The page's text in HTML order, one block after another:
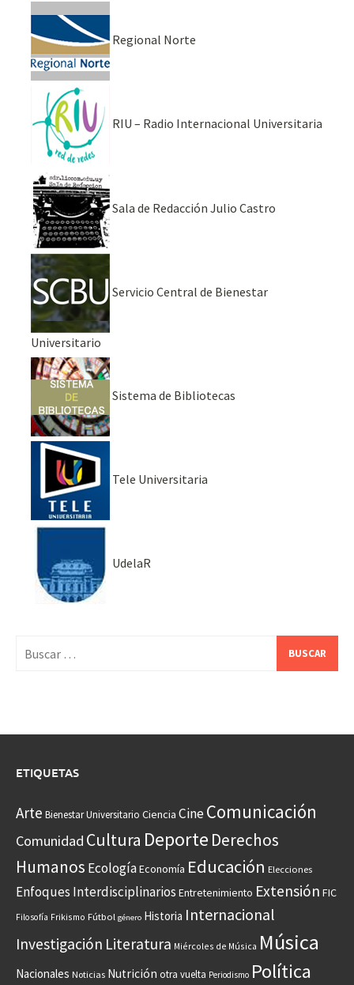
Regional Norte
RIU – Radio Internacional Universitaria
Sala de Redacción Julio Castro
Servicio Central de Bienestar
Universitario
Sistema de Bibliotecas
Tele Universitaria
UdelaR
ETIQUETAS
Arte Bienestar Universitario Ciencia CineComunicación
Comunidad Cultura Deporte Derechos
Humanos EcologíaEconomía Educación Elecciones
Enfoques Interdisciplinarios Entretenimiento Extensión FIC
Filosofía Frikismo Fútbol género Historia Internacional
Investigación Literatura Miércoles de Música Música
Nacionales Noticias Nutrición otra vuelta Periodismo Política